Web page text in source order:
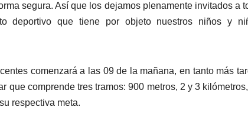
segura. Así que los dejamos plenamente invitados a
deportivo que tiene por objeto nuestros niños y
comenzará a las 09 de la mañana, en tanto más
que comprende tres tramos: 900 metros, 2 y 3
respectiva meta.